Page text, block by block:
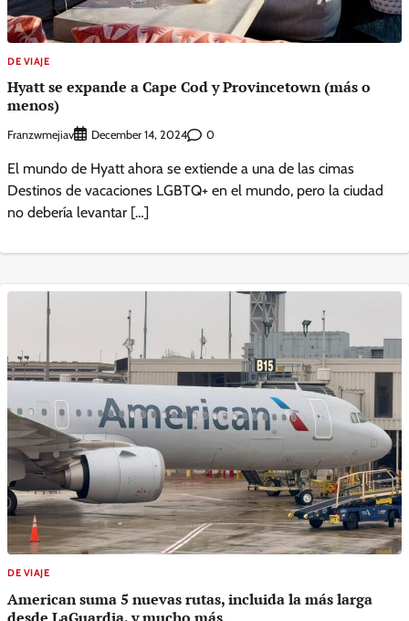
DE VIAJE
Hyatt se expande a Cape Cod y Provincetown (más o
menos)
Franzwmejiav December 14, 2024 0
El mundo de Hyatt ahora se extiende a una de las cimas
Destinos de vacaciones LGBTQ+ en el mundo, pero la ciudad
no debería levantar […]
DE VIAJE
American suma 5 nuevas rutas, incluida la más larga